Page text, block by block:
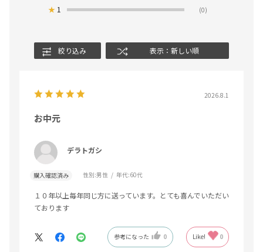
★ 1 (0)
絞り込み 表示：新しい順
2026.8.1
お中元
デラトガシ
購入確認済み 性別:男性 年代:60代
１０年以上毎年同じ方に送っています。とても喜んでいただい
ております
参考になった 0 Like! 0